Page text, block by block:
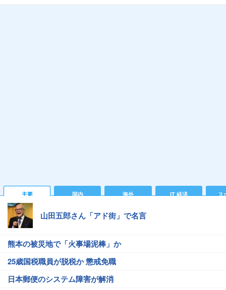
主要 国内 海外 IT 経済 ス
山田五郎さん「アド街」で名言
熊本の被災地で「火事場泥棒」か
25歳国税職員が脱税か 懲戒免職
日本郵便のシステム障害が解消